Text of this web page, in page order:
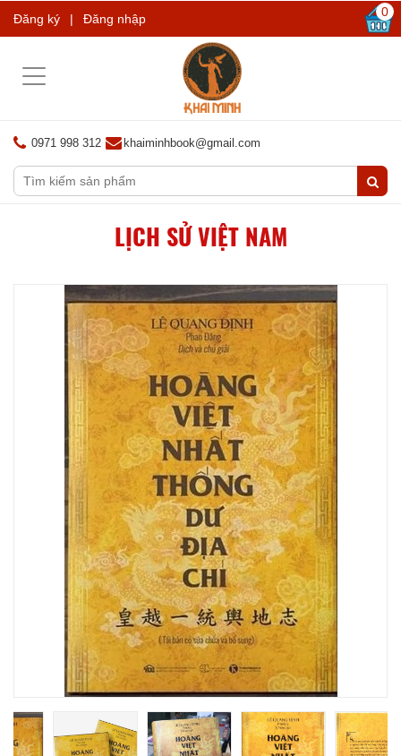
Đăng ký | Đăng nhập 0
Toggle
0971 998 312 khaiminhbook@gmail.com
LỊCH SỬ VIỆT NAM